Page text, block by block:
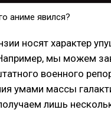
аниме явился?
носят характер
мы можем
военного
умами массы
лишь